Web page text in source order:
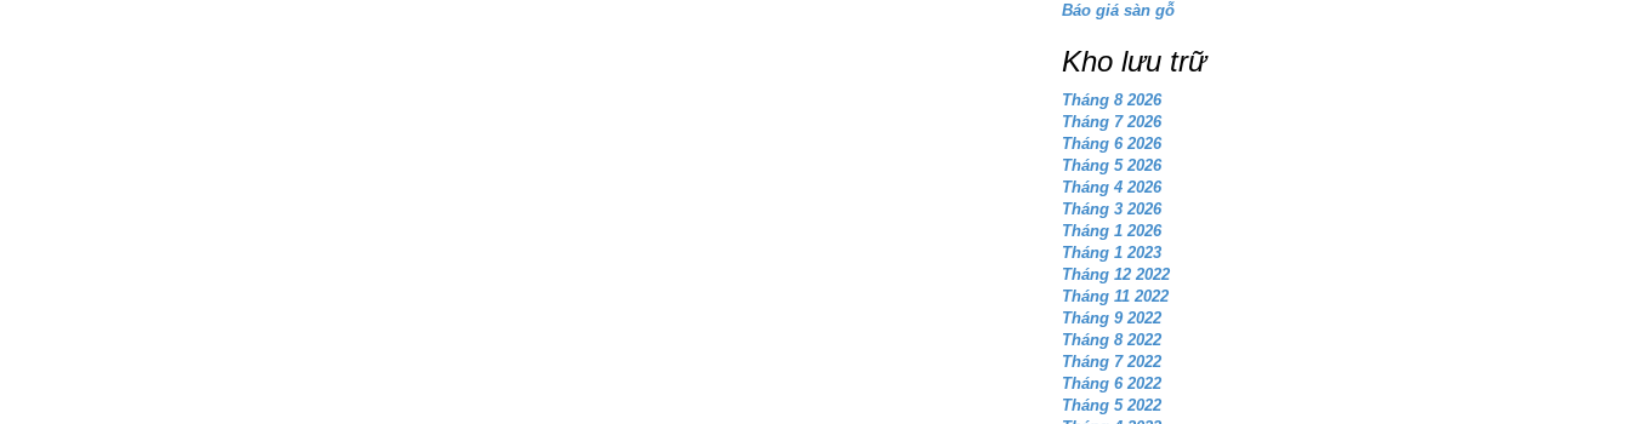
Báo giá sàn gỗ
Kho lưu trữ
Tháng 8 2026
Tháng 7 2026
Tháng 6 2026
Tháng 5 2026
Tháng 4 2026
Tháng 3 2026
Tháng 1 2026
Tháng 1 2023
Tháng 12 2022
Tháng 11 2022
Tháng 9 2022
Tháng 8 2022
Tháng 7 2022
Tháng 6 2022
Tháng 5 2022